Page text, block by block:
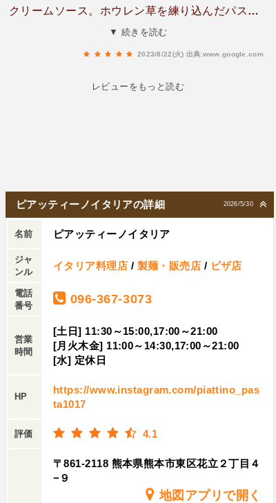
クリームソース。ホウレン草を練り込んだパスタ
に ほんのり薫るレモンの風味に優しいクリームの
と具材の旨味がたまらない。パンプキンスープも
▼ 続きを読む
2023/8/22(火) 出典:www.google.com
レビューをもっと読む
2026/5/30
ピアッティーノイタリアの詳細
名前 ピアッティーノイタリア
ジャ
ンル
イタリア料理店 / 製麺・販売店 / ピザ店
電話
番号
096-367-3073
営業
時間
[土日] 11:30～15:00,17:00～21:00
[月火木金] 11:00～14:30,17:00～21:00
[水] 定休日
HP
https://www.instagram.com/piattino_pas
ta1017
評価 4.1
〒861-2118 熊本県熊本市東区花立２丁目４
−９
地図アプリで開く